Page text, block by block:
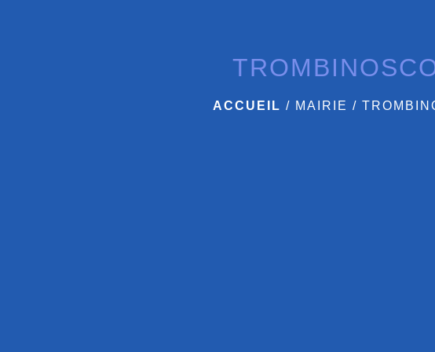
ACCUEIL / MAIRIE /